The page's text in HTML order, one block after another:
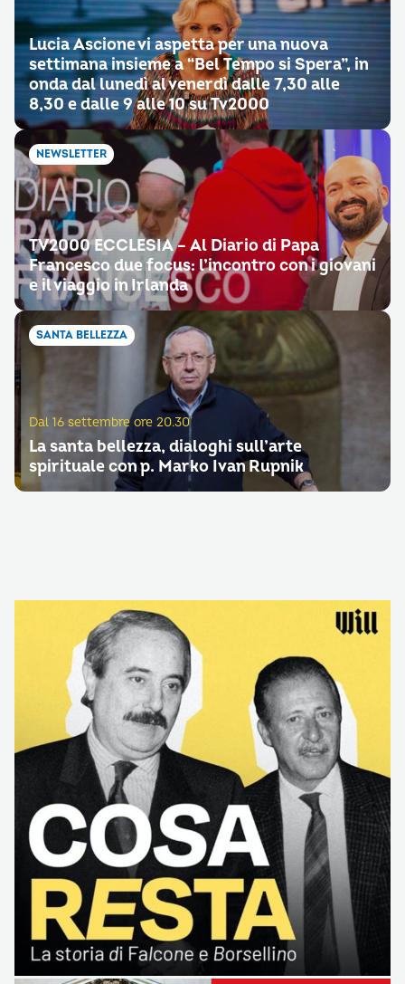
Lucia Ascione vi aspetta per una nuova
settimana insieme a “Bel Tempo si Spera”, in
onda dal lunedì al venerdì dalle 7,30 alle
8,30 e dalle 9 alle 10 su Tv2000
NEWSLETTER
TV2000 ECCLESIA – Al Diario di Papa
Francesco due focus: l’incontro con i giovani
e il viaggio in Irlanda
SANTA BELLEZZA
Dal 16 settembre ore 20.30
La santa bellezza, dialoghi sull’arte
spirituale con p. Marko Ivan Rupnik